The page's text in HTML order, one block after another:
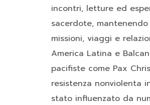
incontri, letture ed
sacerdote,
missioni, viaggi e
America Latina e
pacifiste come Pax
resistenza nonviolenta
stato influenzato da